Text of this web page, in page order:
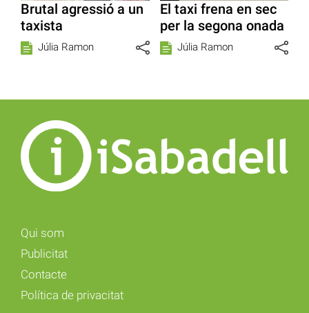
Brutal agressió a un
taxista
Júlia Ramon
El taxi frena en sec
per la segona onada
Júlia Ramon
Qui som
Publicitat
Contacte
Política de privacitat